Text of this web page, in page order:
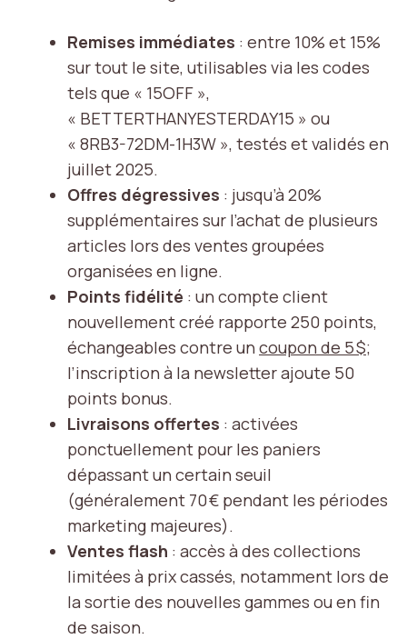
Remises immédiates : entre 10% et 15%
sur tout le site, utilisables via les codes
tels que « 15OFF »,
« BETTERTHANYESTERDAY15 » ou
« 8RB3-72DM-1H3W », testés et validés en
juillet 2025.
Offres dégressives : jusqu’à 20%
supplémentaires sur l’achat de plusieurs
articles lors des ventes groupées
organisées en ligne.
Points fidélité : un compte client
nouvellement créé rapporte 250 points,
échangeables contre un coupon de 5 $;
l’inscription à la newsletter ajoute 50
points bonus.
Livraisons offertes : activées
ponctuellement pour les paniers
dépassant un certain seuil
(généralement 70 € pendant les périodes
marketing majeures).
Ventes flash : accès à des collections
limitées à prix cassés, notamment lors de
la sortie des nouvelles gammes ou en fin
de saison.